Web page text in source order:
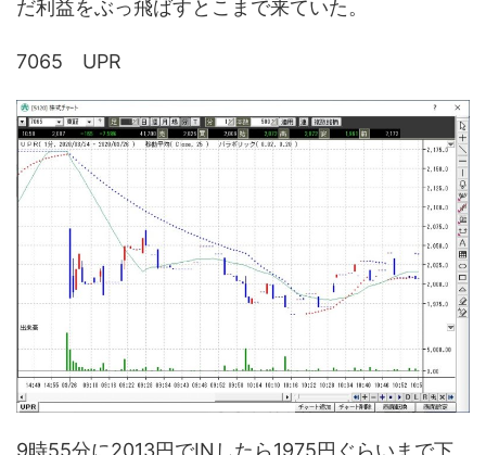
だ利益をぶっ飛ばすとこまで来ていた。
7065 UPR
9時55分に2013円でINしたら1975円ぐらいまで下